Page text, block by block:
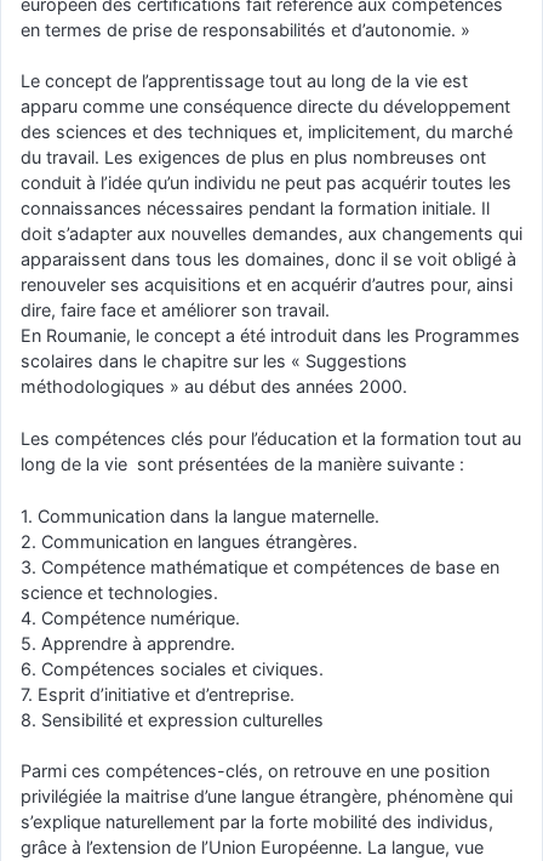
en termes de prise de responsabilités et d’autonomie. »
Le concept de l’apprentissage tout au long de la vie est
apparu comme une conséquence directe du développement
des sciences et des techniques et, implicitement, du marché
du travail. Les exigences de plus en plus nombreuses ont
conduit à l’idée qu’un individu ne peut pas acquérir toutes les
connaissances nécessaires pendant la formation initiale. Il
doit s’adapter aux nouvelles demandes, aux changements qui
apparaissent dans tous les domaines, donc il se voit obligé à
renouveler ses acquisitions et en acquérir d’autres pour, ainsi
dire, faire face et améliorer son travail.
En Roumanie, le concept a été introduit dans les Programmes
scolaires dans le chapitre sur les « Suggestions
méthodologiques » au début des années 2000.
Les compétences clés pour l’éducation et la formation tout au
long de la vie sont présentées de la manière suivante :
1. Communication dans la langue maternelle.
2. Communication en langues étrangères.
3. Compétence mathématique et compétences de base en
science et technologies.
4. Compétence numérique.
5. Apprendre à apprendre.
6. Compétences sociales et civiques.
7. Esprit d’initiative et d’entreprise.
8. Sensibilité et expression culturelles
Parmi ces compétences-clés, on retrouve en une position
privilégiée la maitrise d’une langue étrangère, phénomène qui
s’explique naturellement par la forte mobilité des individus,
grâce à l’extension de l’Union Européenne. La langue, vue